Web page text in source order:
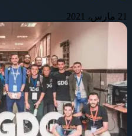
21 مارس، 2021